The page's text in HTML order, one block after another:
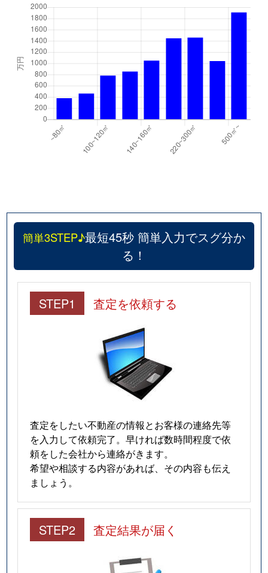
簡単3STEP♪最短45秒 簡単入力でスグ分か
る！
STEP1 査定を依頼する
査定をしたい不動産の情報とお客様の連絡先等
を入力して依頼完了。早ければ数時間程度で依
頼をした会社から連絡がきます。
希望や相談する内容があれば、その内容も伝え
ましょう。
STEP2 査定結果が届く